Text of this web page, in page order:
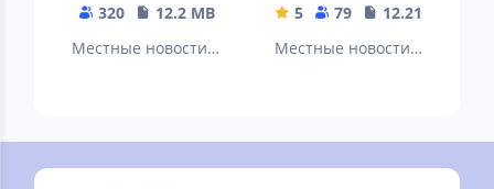
320
12.2 MB
Местные новости:
Советская Гавань…
5 79
12.21 MB
Местные новости:
Ханты-Мансийск,
Когалым…